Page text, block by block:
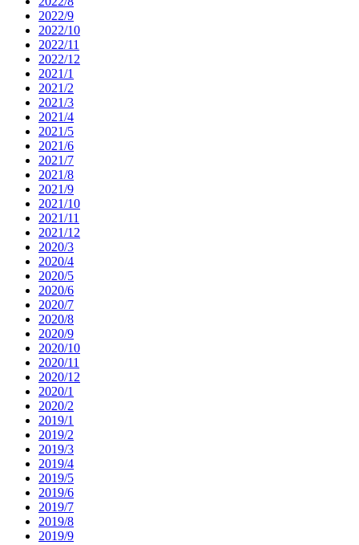
2022/9
2022/10
2022/11
2022/12
2021/1
2021/2
2021/3
2021/4
2021/5
2021/6
2021/7
2021/8
2021/9
2021/10
2021/11
2021/12
2020/3
2020/4
2020/5
2020/6
2020/7
2020/8
2020/9
2020/10
2020/11
2020/12
2020/1
2020/2
2019/1
2019/2
2019/3
2019/4
2019/5
2019/6
2019/7
2019/8
2019/9